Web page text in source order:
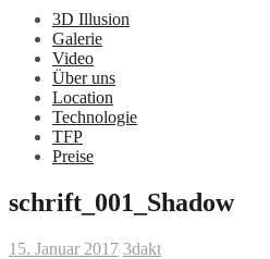
3D Illusion
Galerie
Video
Über uns
Location
Technologie
TFP
Preise
schrift_001_Shadow
15. Januar 2017 3dakt